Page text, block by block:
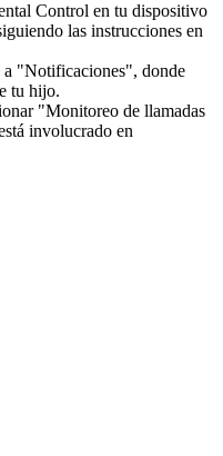
Control en tu dispositivo
las instrucciones en
a "Notificaciones", donde
tu hijo.
"Monitoreo de llamadas
involucrado en